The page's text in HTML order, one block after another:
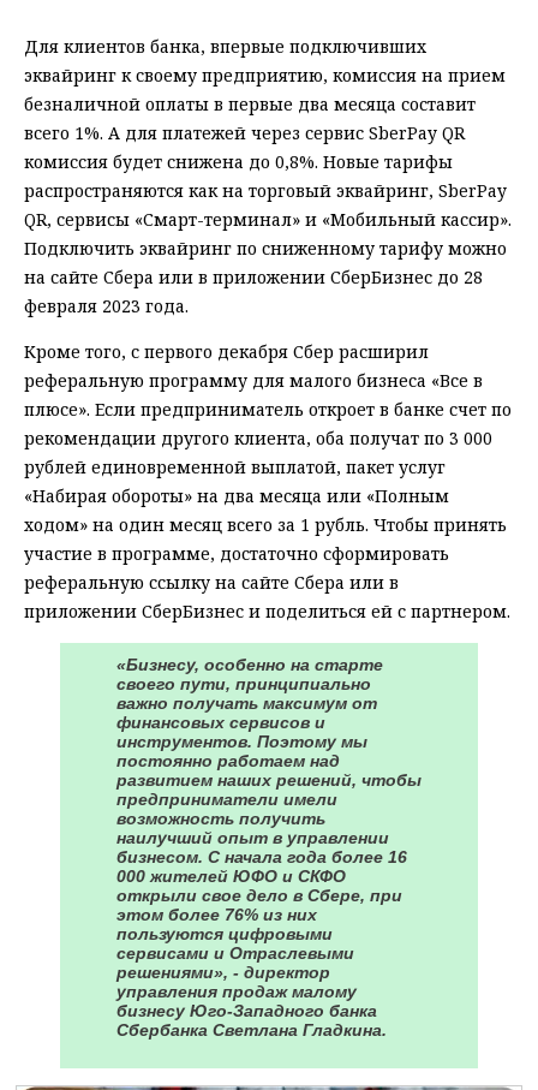
Для клиентов банка, впервые подключивших
эквайринг к своему предприятию, комиссия на прием
безналичной оплаты в первые два месяца составит
всего 1%. А для платежей через сервис SberPay QR
комиссия будет снижена до 0,8%. Новые тарифы
распространяются как на торговый эквайринг, SberPay
QR, сервисы «Смарт-терминал» и «Мобильный кассир».
Подключить эквайринг по сниженному тарифу можно
на сайте Сбера или в приложении СберБизнес до 28
февраля 2023 года.
Кроме того, с первого декабря Сбер расширил
реферальную программу для малого бизнеса «Все в
плюсе». Если предприниматель откроет в банке счет по
рекомендации другого клиента, оба получат по 3 000
рублей единовременной выплатой, пакет услуг
«Набирая обороты» на два месяца или «Полным
ходом» на один месяц всего за 1 рубль. Чтобы принять
участие в программе, достаточно сформировать
реферальную ссылку на сайте Сбера или в
приложении СберБизнес и поделиться ей с партнером.
«Бизнесу, особенно на старте
своего пути, принципиально
важно получать максимум от
финансовых сервисов и
инструментов. Поэтому мы
постоянно работаем над
развитием наших решений, чтобы
предприниматели имели
возможность получить
наилучший опыт в управлении
бизнесом. С начала года более 16
000 жителей ЮФО и СКФО
открыли свое дело в Сбере, при
этом более 76% из них
пользуются цифровыми
сервисами и Отраслевыми
решениями», - директор
управления продаж малому
бизнесу Юго-Западного банка
Сбербанка Светлана Гладкина.